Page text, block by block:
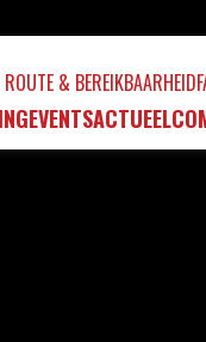
EVENTSACTUEEL
ROUTE & BEREIKBAARHEID